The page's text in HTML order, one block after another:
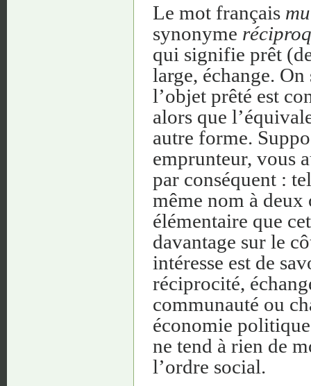
Le mot français
synonyme
qui signifie prêt
large, échange.
l’objet prêté est
alors que
autre forme.
emprunteur, vous
par conséquent :
même nom à
élémentaire que
davantage sur le
intéresse est de
réciprocité,
communauté ou
économie
ne tend à rien de
l’ordre social.